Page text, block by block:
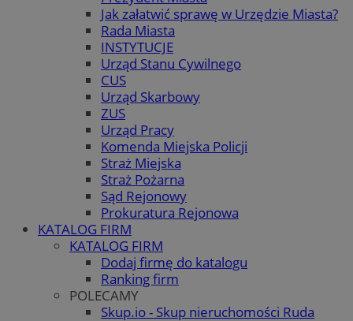
Jak załatwić sprawę w Urzędzie Miasta?
Rada Miasta
INSTYTUCJE
Urząd Stanu Cywilnego
CUS
Urząd Skarbowy
ZUS
Urząd Pracy
Komenda Miejska Policji
Straż Miejska
Straż Pożarna
Sąd Rejonowy
Prokuratura Rejonowa
KATALOG FIRM
KATALOG FIRM
Dodaj firmę do katalogu
Ranking firm
POLECAMY
Skup.io - Skup nieruchomości Ruda